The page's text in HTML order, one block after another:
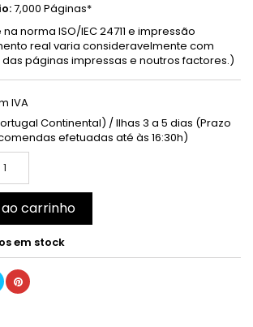
7,000 Páginas*
norma ISO/IEC 24711 e impressão
real varia consideravelmente com
páginas impressas e noutros factores.)
IVA
Continental) / Ilhas 3 a 5 dias (Prazo
efetuadas até às 16:30h)
carrinho
em stock